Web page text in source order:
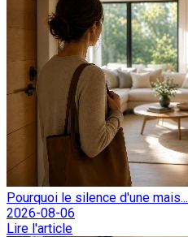
Pourquoi le silence d'une mais...
2026-08-06
Lire l'article